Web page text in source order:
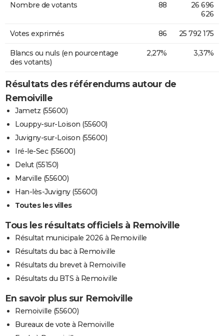
Nombre de votants 88
26 696
626
Votes exprimés 86 25 792 175
Blancs ou nuls (en pourcentage
des votants)
2,27% 3,37%
Résultats des référendums autour de
Remoiville
Jametz (55600)
Louppy-sur-Loison (55600)
Juvigny-sur-Loison (55600)
Iré-le-Sec (55600)
Delut (55150)
Marville (55600)
Han-lès-Juvigny (55600)
Toutes les villes
Tous les résultats officiels à Remoiville
Résultat municipale 2026 à Remoiville
Résultats du bac à Remoiville
Résultats du brevet à Remoiville
Résultats du BTS à Remoiville
En savoir plus sur Remoiville
Remoiville (55600)
Bureaux de vote à Remoiville